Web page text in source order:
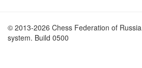
© 2013-2026 Chess Federation of
system. Build 0500